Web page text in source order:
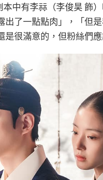
中有李祘（李俊昊 飾
出了一點點肉」，「但
很滿意的，但粉絲們應